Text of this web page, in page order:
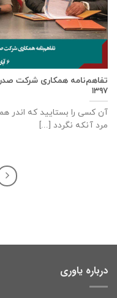
۱۳۹۷
آن کسی را بستایید که اندر
مرد آنکه نگردد [...]
درباره یاوری